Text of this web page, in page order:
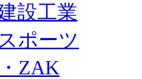
設工業
ポーツ
ZAK